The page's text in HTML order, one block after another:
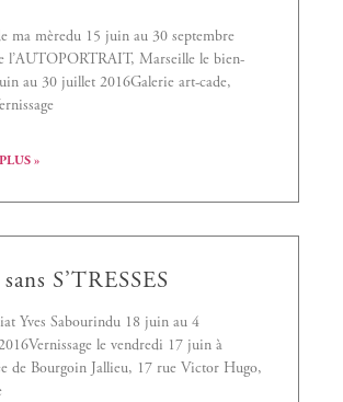
ma mèredu 15 juin au 30 septembre
l’AUTOPORTRAIT, Marseille le bien-
au 30 juillet 2016Galerie art-cade,
»
S’TRESSES
Yves Sabourindu 18 juin au 4
le vendredi 17 juin à
de Bourgoin Jallieu, 17 rue Victor Hugo,